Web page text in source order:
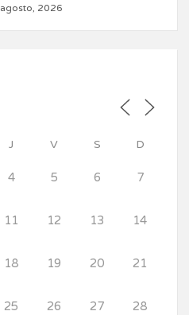
2026
J V S D
4 5 6 7
11 12 13 14
18 19 20 21
25 26 27 28